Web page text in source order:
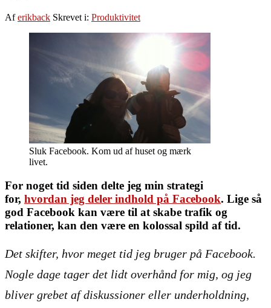
Aferikback Skrevet i: Produktivitet
Sluk Facebook. Kom ud af huset og mærk
livet.
For noget tid siden delte jeg min strategi
for, hvordan jeg deler indhold på Facebook. Lige så
god Facebook kan være til at skabe trafik og
relationer, kan den være en kolossal spild af tid.
Det skifter, hvor meget tid jeg bruger på Facebook.
Nogle dage tager det lidt overhånd for mig, og jeg
bliver grebet af diskussioner eller underholdning,